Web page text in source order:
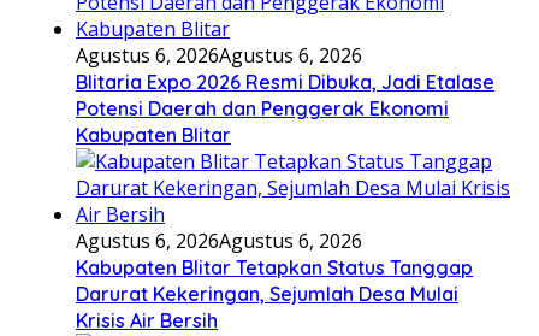
Agustus 6, 2026Agustus 6, 2026
Blitaria Expo 2026 Resmi Dibuka, Jadi Etalase
Potensi Daerah dan Penggerak Ekonomi
Kabupaten Blitar
Agustus 6, 2026Agustus 6, 2026
Kabupaten Blitar Tetapkan Status Tanggap
Darurat Kekeringan, Sejumlah Desa Mulai
Krisis Air Bersih